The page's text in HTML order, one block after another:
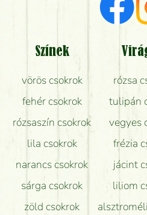
Milyen visszajelzést
Tényleg azt kapom,
Hogy marad a lehető
Tudok adventi koszorút
Színek
vörös csokrok
fehér csokrok
rózsaszín csokrok
lila csokrok
narancs csokrok
sárga csokrok
zöld csokrok
rózsa
tulipán
vegyes
frézia
jácint
liliom